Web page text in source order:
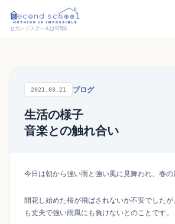
セカンドスクールは9周年
2021.03.21 ブログ
生活の様子
音楽との触れ合い
今日は朝から強い雨と強い風に見舞われ、春の
開花し始めた桜が飛ばされないか不安でした
も丈夫で強い雨風にも負けないとのことです。